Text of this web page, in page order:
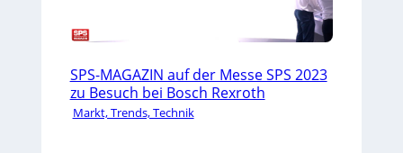
SPS-MAGAZIN auf der Messe SPS 2023
zu Besuch bei Bosch Rexroth
Markt, Trends, Technik